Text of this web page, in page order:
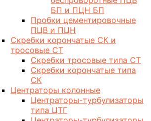
БП и ПЦН БП
Пробки цементировочные
ПЦВ и ПЦН
Скребки корончатые СК и
тросовые СТ
Скребки тросовые типа СТ
Скребки корончатые типа
СК
Центраторы колонные
Центраторы-турбулизаторы
типа ЦТГ